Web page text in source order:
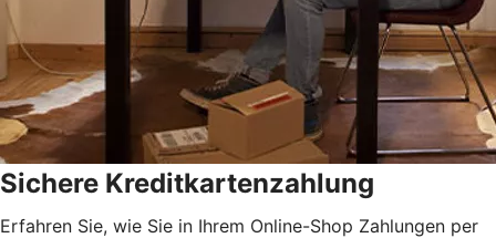
Sichere Kreditkartenzahlung
Erfahren Sie, wie Sie in Ihrem Online-Shop Zahlungen per